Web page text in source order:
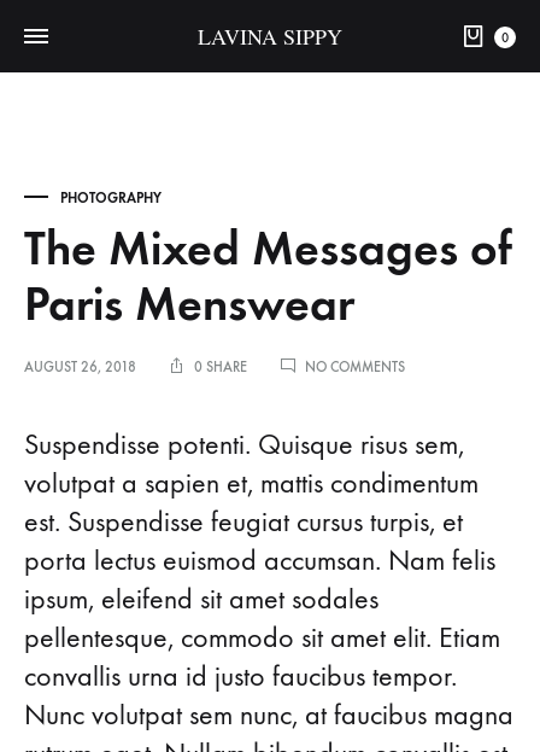
LAVINA SIPPY 0
PHOTOGRAPHY
The Mixed Messages of
Paris Menswear
AUGUST 26, 2018 0 SHARE NO COMMENTSON
OF
MENSWEAR
The
Mixed
Messages
of
Paris
Menswear
Suspendisse potenti. Quisque risus sem,
volutpat a sapien et, mattis condimentum
est. Suspendisse feugiat cursus turpis, et
porta lectus euismod accumsan. Nam felis
ipsum, eleifend sit amet sodales
pellentesque, commodo sit amet elit. Etiam
convallis urna id justo faucibus tempor.
Nunc volutpat sem nunc, at faucibus magna